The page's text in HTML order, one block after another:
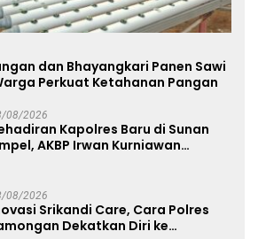
dan Bhayangkari Panen Sawi
Perkuat Ketahanan Pangan
08/2026
Kapolres Baru di Sunan
AKBP Irwan Kurniawan
08/2026
Srikandi Care, Cara Polres
Dekatkan Diri ke